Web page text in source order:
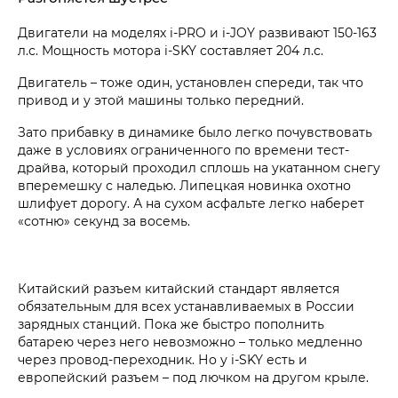
Двигатели на моделях i‑PRO и i‑JOY развивают 150-163
л.с. Мощность мотора i‑SKY составляет 204 л.с.
Двигатель – тоже один, установлен спереди, так что
привод и у этой машины только передний.
Зато прибавку в динамике было легко почувствовать
даже в условиях ограниченного по времени тест-
драйва, который проходил сплошь на укатанном снегу
вперемешку с наледью. Липецкая новинка охотно
шлифует дорогу. А на сухом асфальте легко наберет
«сотню» секунд за восемь.
Китайский разъем китайский стандарт является
обязательным для всех устанавливаемых в России
зарядных станций. Пока же быстро пополнить
батарею через него невозможно – только медленно
через провод-переходник. Но у i‑SKY есть и
европейский разъем – под лючком на другом крыле.